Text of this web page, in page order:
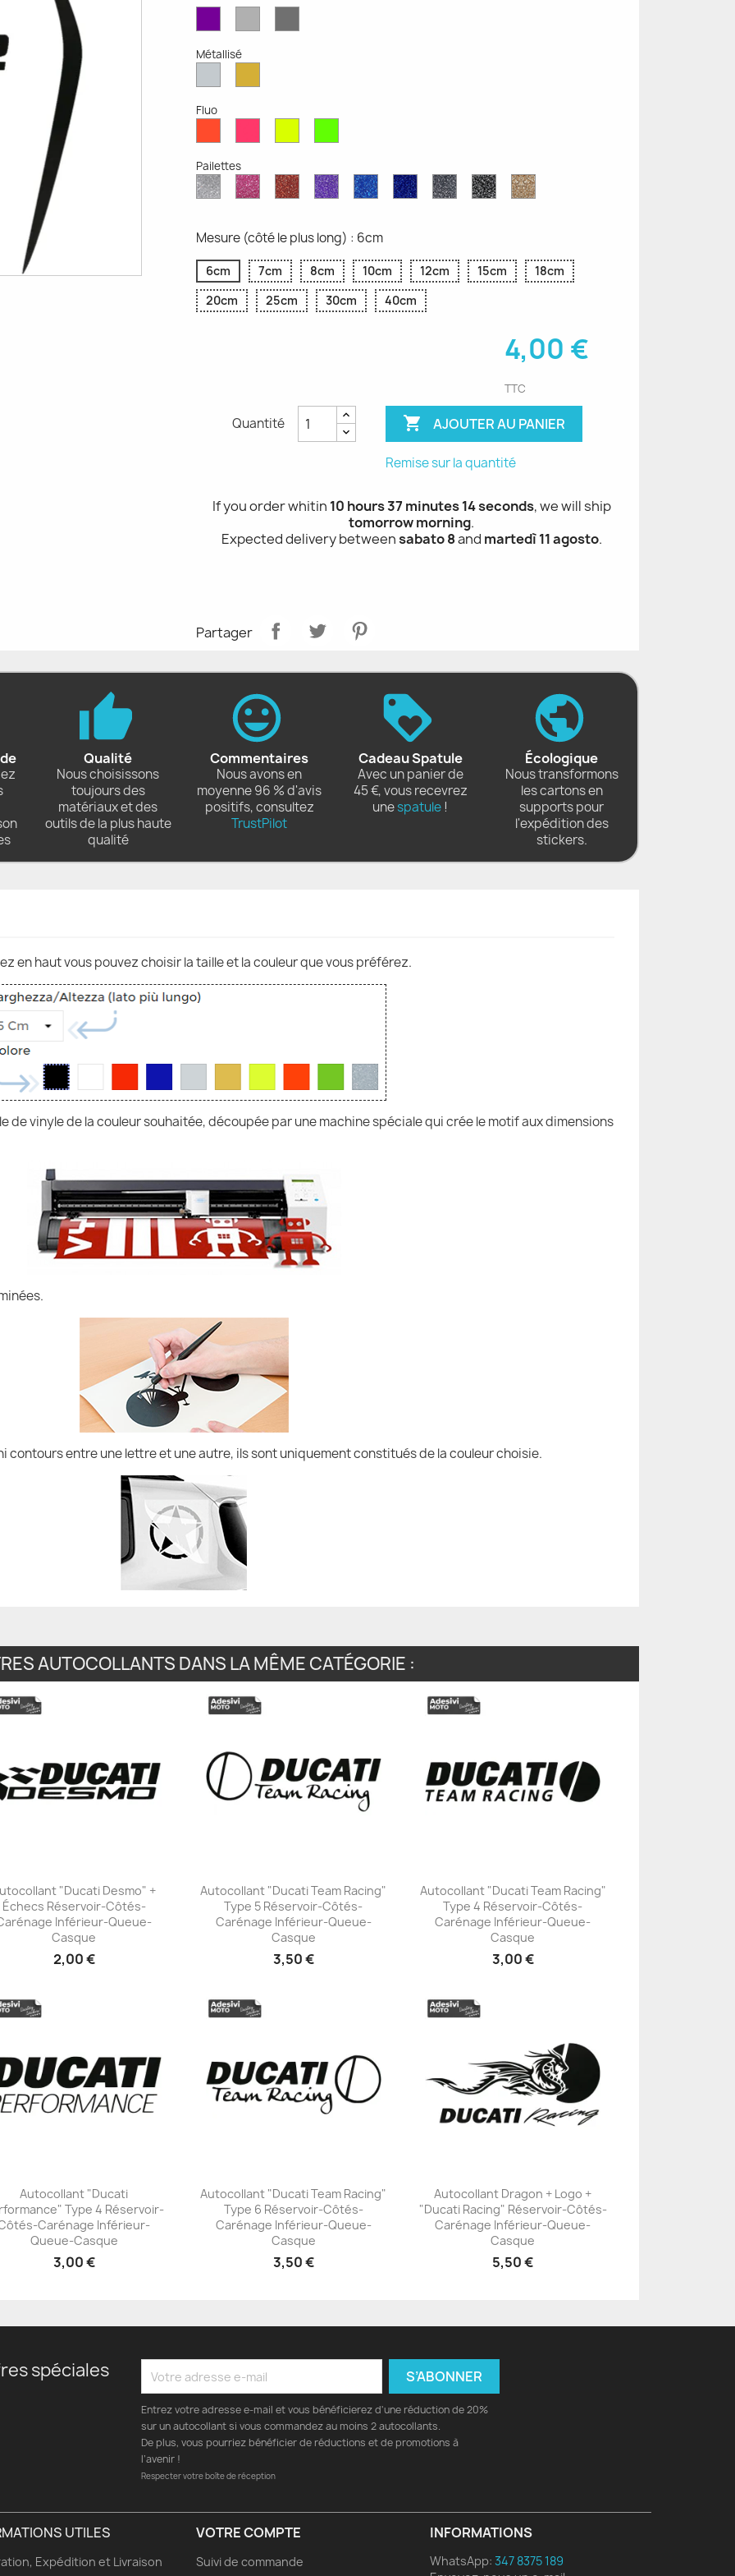
Mat
Clair
Foncé
Métallisé
MétalliséMétallique
Fluo
Fluo
Fluo
Fluo
Fluo
Pailettes
Diamant
Scintillant
Paillettes
Roses
Paillettes
Rouges
Paillettes
Violettes
Saphir
Bleu
Paillettes
Bleu
Gris
Pailleté
Paillettes
Noires
Paillettes
d'Or
Mesure (côté le plus long) : 6cm
6cm 7cm 8cm 10cm 12cm 15cm
18cm
20cm
25cm 30cm 40cm
4,00 €
TTC
Quantité  AJOUTER AU PANIER
Remise sur la quantité
If you order whitin 10 hours 37 minutes 13 seconds, we will ship
tomorrow morning.
Expected delivery betweensabato 8and martedì 11 agosto.
Partager
Qualité
Nous choisissons
toujours des
matériaux et des
outils de la plus haute
qualité
Commentaires
Nous avons en
moyenne 96 % d'avis
positifs, consultez
TrustPilot
Cadeau Spatule
Avec un panier de
45 €, vous recevrez
unespatule !
Écologique
Nous transformons
les cartons en
supports pour
l'expédition des
stickers.
en haut vous pouvez choisir la taille et la couleur que vous préférez.
de vinyle de la couleur souhaitée, découpée par une machine spéciale qui crée le motif aux dimensions
contours entre une lettre et une autre, ils sont uniquement constitués de la couleur choisie.
AUTOCOLLANTS DANS LA MÊME CATÉGORIE :
+23
"Ducati Desmo" +
Échecs Réservoir-Côtés-
Inférieur-Queue-
Casque
2,00 €
+23
Autocollant "Ducati Team Racing"
Type 5 Réservoir-Côtés-
Carénage Inférieur-Queue-
Casque
3,50 €
+23
Autocollant "Ducati Team Racing"
Type 4 Réservoir-Côtés-
Carénage Inférieur-Queue-
Casque
3,00 €
+23
Autocollant "Ducati
Type 4 Réservoir-
Carénage Inférieur-
Queue-Casque
3,00 €
+23
Autocollant "Ducati Team Racing"
Type 6 Réservoir-Côtés-
Carénage Inférieur-Queue-
Casque
3,50 €
+23
Autocollant Dragon + Logo +
"Ducati Racing" Réservoir-Côtés-
Carénage Inférieur-Queue-
Casque
5,50 €
spéciales
Entrez votre adresse e-mail et vous bénéficierez d'une réduction de 20%
sur un autocollant si vous commandez au moins 2 autocollants.
De plus, vous pourriez bénéficier de réductions et de promotions à
l’avenir !
Respecter votre boîte de réception
UTILES
Expédition et Livraison
VOTRE COMPTE
Suivi de commande
INFORMATIONS
WhatsApp: 347 8375 189